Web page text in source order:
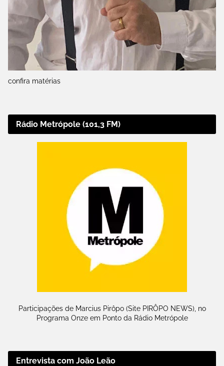
confira matérias
Rádio Metrópole (101,3 FM)
Participações de Marcius Pirôpo (Site PIRÔPO NEWS), no
Programa Onze em Ponto da Rádio Metrópole
Entrevista com João Leão